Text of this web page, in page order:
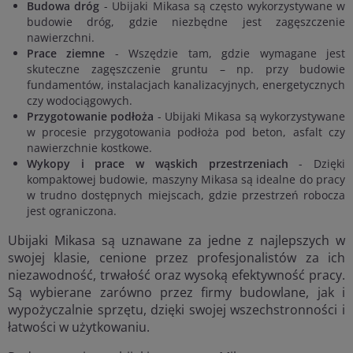
Budowa dróg - Ubijaki Mikasa są często wykorzystywane w
budowie dróg, gdzie niezbędne jest zagęszczenie
nawierzchni.
Prace ziemne - Wszędzie tam, gdzie wymagane jest
skuteczne zagęszczenie gruntu – np. przy budowie
fundamentów, instalacjach kanalizacyjnych, energetycznych
czy wodociągowych.
Przygotowanie podłoża - Ubijaki Mikasa są wykorzystywane
w procesie przygotowania podłoża pod beton, asfalt czy
nawierzchnie kostkowe.
Wykopy i prace w wąskich przestrzeniach - Dzięki
kompaktowej budowie, maszyny Mikasa są idealne do pracy
w trudno dostępnych miejscach, gdzie przestrzeń robocza
jest ograniczona.
Ubijaki Mikasa są uznawane za jedne z najlepszych w
swojej klasie, cenione przez profesjonalistów za ich
niezawodność, trwałość oraz wysoką efektywność pracy.
Są wybierane zarówno przez firmy budowlane, jak i
wypożyczalnie sprzętu, dzięki swojej wszechstronności i
łatwości w użytkowaniu.